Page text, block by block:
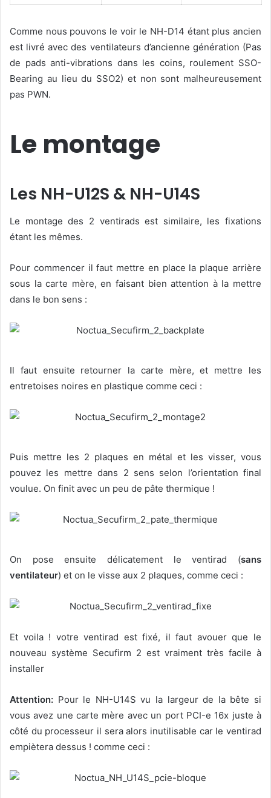
Comme nous pouvons le voir le NH-D14 étant plus ancien
est livré avec des ventilateurs d’ancienne génération (Pas
de pads anti-vibrations dans les coins, roulement SSO-
Bearing au lieu du SSO2) et non sont malheureusement
pas PWN.
Le montage
Les NH-U12S & NH-U14S
Le montage des 2 ventirads est similaire, les fixations
étant les mêmes.
Pour commencer il faut mettre en place la plaque arrière
sous la carte mère, en faisant bien attention à la mettre
dans le bon sens :
Il faut ensuite retourner la carte mère, et mettre les
entretoises noires en plastique comme ceci :
Puis mettre les 2 plaques en métal et les visser, vous
pouvez les mettre dans 2 sens selon l’orientation final
voulue. On finit avec un peu de pâte thermique !
On pose ensuite délicatement le ventirad (sans
ventilateur) et on le visse aux 2 plaques, comme ceci :
Et voila ! votre ventirad est fixé, il faut avouer que le
nouveau système Secufirm 2 est vraiment très facile à
installer
Attention: Pour le NH-U14S vu la largeur de la bête si
vous avez une carte mère avec un port PCI-e 16x juste à
côté du processeur il sera alors inutilisable car le ventirad
empiètera dessus ! comme ceci :